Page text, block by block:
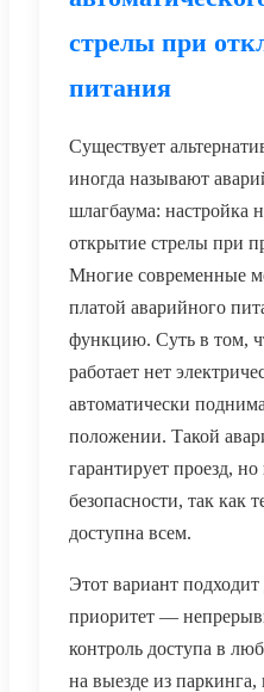
стрелы при
питания
Существует
иногда называют
шлагбаума: настройка
открытие стрелы при
Многие современные
платой аварийного
функцию. Суть в том,
работает нет
автоматически
положении. Такой
гарантирует проезд,
безопасности, так как
доступна всем.
Этот вариант подходит
приоритет —
контроль доступа в
на выезде из паркинга,